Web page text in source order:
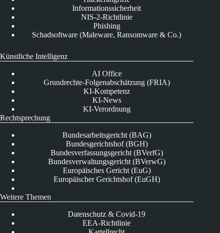
Informationssicherheit
NIS-2-Richtlinie
Phishing
Schadsoftware (Maleware, Ransomware & Co.)
Künstliche Intelligenz
AI Office
Grundrechte-Folgenabschätzung (FRIA)
KI-Kompetenz
KI-News
KI-Verordnung
Rechtsprechung
Bundesarbeitsgericht (BAG)
Bundesgerichtshof (BGH)
Bundesverfassungsgericht (BVerfG)
Bundesverwaltungsgericht (BVerwG)
Europäisches Gericht (EuG)
Europäischer Gerichtshof (EuGH)
Weitere Themen
Datenschutz & Covid-19
EEA-Richtlinie